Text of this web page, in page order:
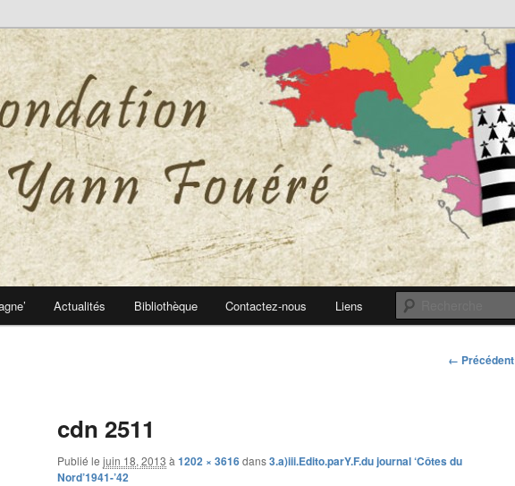
Fouéré
Fouéré
Actualités Bibliothèque Contactez-nous Liens
Navigation
← Précédent
cdn 2511
Publié le juin 18, 2013 à 1202 × 3616dans3.a)iii.Edito.parY.F.du journal ‘Côtes du
Nord’1941-’42